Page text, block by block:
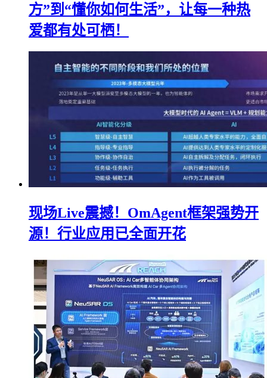
方”到“懂你如何生活”，让每一种热
爱都有处可栖！
现场Live震撼！OmAgent框架强势开
源！行业应用已全面开花